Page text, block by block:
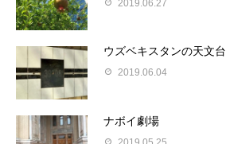
2019.06.27
ウズベキスタンの天文台
2019.06.04
ナボイ劇場